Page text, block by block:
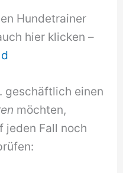
Hundetrainer
hier klicken –
geschäftlich einen
möchten,
jeden Fall noch